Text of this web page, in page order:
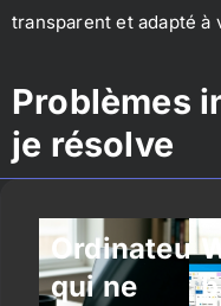
transparent et adapté à
Problèmes
je résolve
Ordinateur
qui ne